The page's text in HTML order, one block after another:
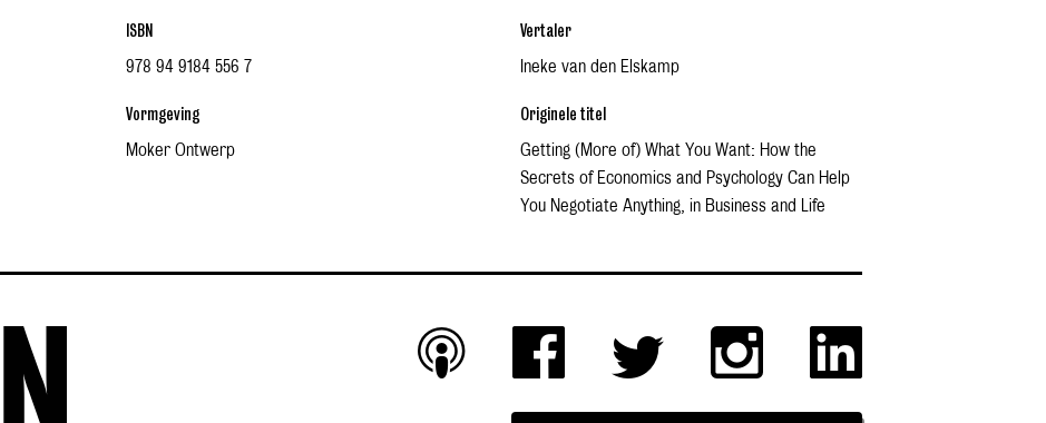
ISBN
978 94 9184 556 7
Vormgeving
Moker Ontwerp
Vertaler
Ineke van den Elskamp
Originele titel
Getting (More of) What You Want: How the
Secrets of Economics and Psychology Can Help
You Negotiate Anything, in Business and Life